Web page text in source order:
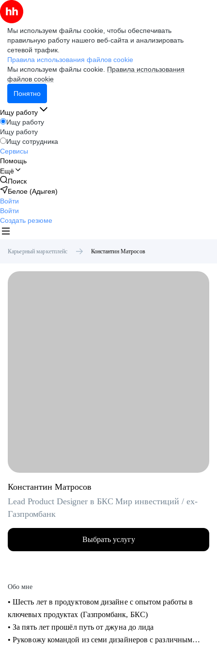
Мы используем файлы cookie, чтобы обеспечивать
правильную работу нашего веб-сайта и анализировать
сетевой трафик.
Правила использования файлов cookie
Мы используем файлы cookie. Правила использования
файлов cookie
Понятно
Ищу работу
Ищу работу
Ищу работу
Ищу сотрудника
Сервисы
Помощь
Ещё
Поиск
Белое (Адыгея)
Войти
Войти
Создать резюме
Карьерный маркетплейс Константин Матросов
Константин Матросов
Lead Product Designer в БКС Мир инвестиций / ex-
Газпромбанк
Выбрать услугу
Обо мне
• Шесть лет в продуктовом дизайне с опытом работы в
ключевых продуктах (Газпромбанк, БКС)
• За пять лет прошёл путь от джуна до лида
• Руковожу командой из семи дизайнеров с различным